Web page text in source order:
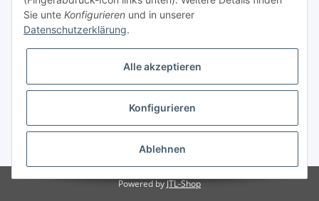
Vertrag widerrufen
* Alle Preise inkl. gesetzlicher USt., zzgl.Versand
Powered byJTL-Shop
Sie unte Konfigurieren und in unserer
Datenschutzerklärung.
Alle akzeptieren
Konfigurieren
Ablehnen